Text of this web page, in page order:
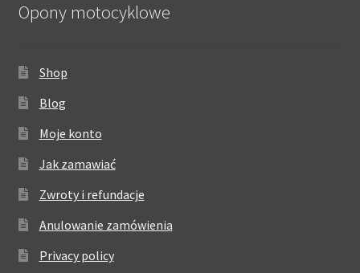
Opony motocyklowe
Shop
Blog
Moje konto
Jak zamawiać
Zwroty i refundacje
Anulowanie zamówienia
Privacy policy